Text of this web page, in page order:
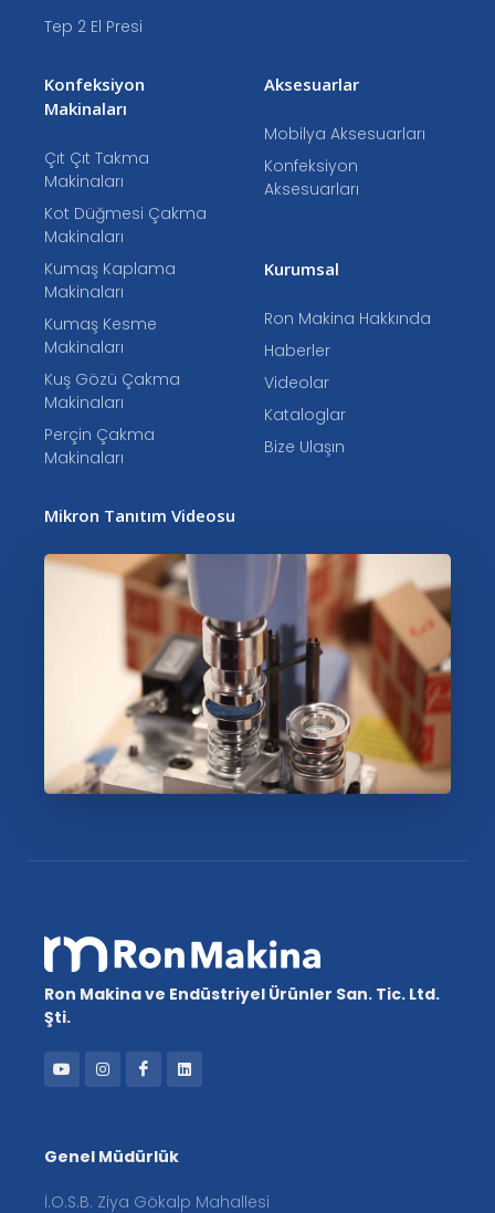
Tep 2 El Presi
Konfeksiyon
Makinaları
Çıt Çıt Takma
Makinaları
Kot Düğmesi Çakma
Makinaları
Kumaş Kaplama
Makinaları
Kumaş Kesme
Makinaları
Kuş Gözü Çakma
Makinaları
Perçin Çakma
Makinaları
Aksesuarlar
Mobilya Aksesuarları
Konfeksiyon
Aksesuarları
Kurumsal
Ron Makina Hakkında
Haberler
Videolar
Kataloglar
Bize Ulaşın
Mikron Tanıtım Videosu
Ron Makina ve Endüstriyel Ürünler San. Tic. Ltd.
Şti.
Genel Müdürlük
İ.O.S.B. Ziya Gökalp Mahallesi